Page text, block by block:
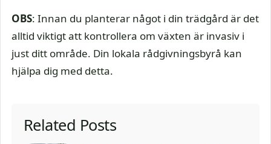
OBS: Innan du planterar något i din trädgård är det
alltid viktigt att kontrollera om växten är invasiv i
just ditt område. Din lokala rådgivningsbyrå kan
hjälpa dig med detta.
Related Posts